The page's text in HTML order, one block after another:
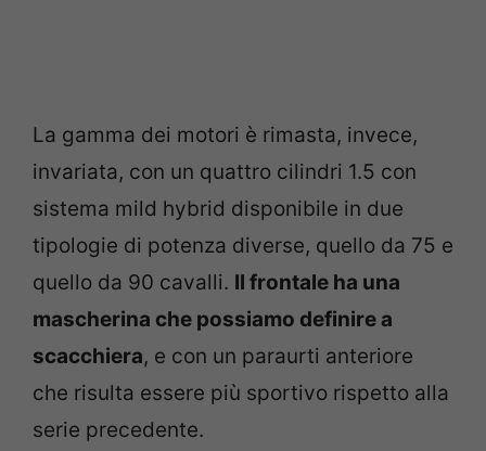
La gamma dei motori è rimasta, invece,
invariata, con un quattro cilindri 1.5 con
sistema mild hybrid disponibile in due
tipologie di potenza diverse, quello da 75 e
quello da 90 cavalli. Il frontale ha una
mascherina che possiamo definire a
scacchiera, e con un paraurti anteriore
che risulta essere più sportivo rispetto alla
serie precedente.